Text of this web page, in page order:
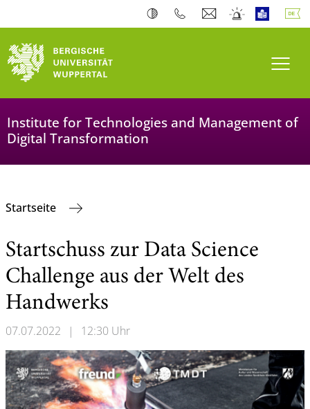
Institute for Technologies and Management of
Digital Transformation
Startseite
Startschuss zur Data Science
Challenge aus der Welt des
Handwerks
07.07.2022 | 12:30 Uhr